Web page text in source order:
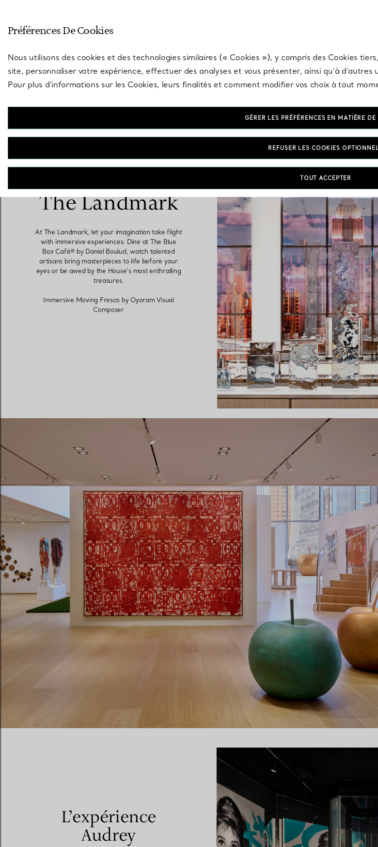
Alliances pour femme Alliances pour hommes Bagues pour couples Bagues
Prenezrendez-vous avec un expert en diamants Tiffany.
The Landmark
At The Landmark, let your imagination take flight
with immersive experiences. Dine at The Blue
Box Café® by Daniel Boulud, watch talented
artisans bring masterpieces to life before your
eyes or be awed by the House’s most enthralling
treasures.
Immersive Moving Fresco by Oyoram Visual
Composer
L’expérience
Audrey
Préférences De Cookies
Nous utilisons des cookies et des technologies similaires (« Cookies »), y compris des Cookies
site, personnaliser votre expérience, effectuer des analyses et vous présenter, ainsi qu’à
Pour plus d’informations sur les Cookies, leurs finalités et comment modifier vos choix à tout
GÉRER LES PRÉFÉRENCES EN MATIÈRE
REFUSER LES COOKIES
TOUT ACCEPTER